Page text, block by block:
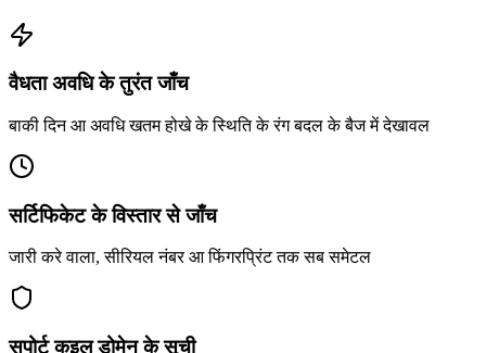
वैधता अवधि के तुरंत जाँच
बाकी दिन आ अवधि खतम होखे के स्थिति के रंग बदल के बैज में देखावल
सर्टिफिकेट के विस्तार से जाँच
जारी करे वाला, सीरियल नंबर आ फिंगरप्रिंट तक सब समेटल
सपोर्ट कइल डोमेन के सूची